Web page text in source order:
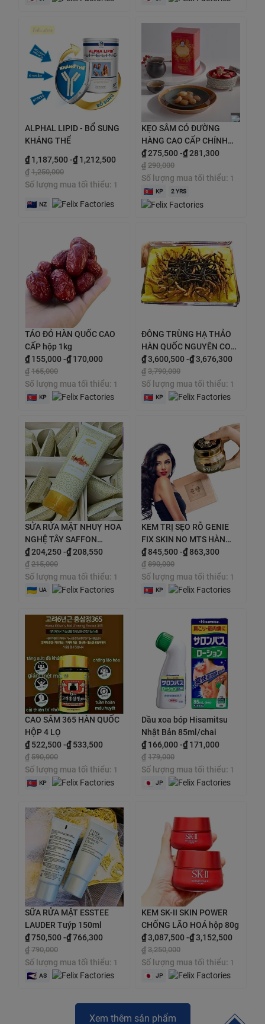
ALPHAL LIPID - BỔ SUNG
KHÁNG THỂ
₫ 1,187,500-₫ 1,212,500
₫ 1,250,000
Số lượng mua tối thiểu: 1
NZ
KẸO SÂM CÓ ĐƯỜNG
HÀNG CAO CẤP CHÍNH
PHỦ hộp 180gr
₫275,500-₫281,300
₫ 290,000
Số lượng mua tối thiểu: 1
KP 2 YRS
TÁO ĐỎ HÀN QUỐC CAO
CẤP hộp 1kg
₫ 155,000-₫ 170,000
₫ 165,000
Số lượng mua tối thiểu: 1
KP
ĐÔNG TRÙNG HẠ THẢO
HÀN QUỐC NGUYÊN CON
SẤY KHÔ Hộp 45g
₫3,600,500-₫3,676,300
₫ 3,790,000
Số lượng mua tối thiểu: 1
KP
SỬA RỬA MẶT NHUỴ HOA
NGHỆ TÂY SAFFON
CLEANSER tuýp 150g
₫204,250-₫208,550
₫ 215,000
Số lượng mua tối thiểu: 1
UA
KEM TRỊ SẸO RỖ GENIE
FIX SKIN NO MTS HÀN
QUỐC 30g
₫ 845,500-₫ 863,300
₫ 890,000
Số lượng mua tối thiểu: 1
KP
CAO SÂM 365 HÀN QUỐC
HỘP 4 LỌ
₫ 522,500-₫ 533,500
₫ 590,000
Số lượng mua tối thiểu: 1
KP
Dầu xoa bóp Hisamitsu
Nhật Bản 85ml/chai
₫ 166,000-₫ 171,000
₫ 179,000
Số lượng mua tối thiểu: 1
JP
SỮA RỬA MẶT ESSTEE
LAUDER Tuýp 150ml
₫750,500-₫766,300
₫ 790,000
Số lượng mua tối thiểu: 1
AS
KEM SK-II SKIN POWER
CHỐNG LÃO HOÁ hộp 80g
₫3,087,500-₫3,152,500
₫ 3,250,000
Số lượng mua tối thiểu: 1
JP
Xem thêm sản phẩm